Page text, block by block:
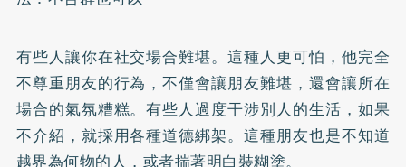
有些人讓你在社交場合難堪。這種人更可怕，他完全
不尊重朋友的行為，不僅會讓朋友難堪，還會讓所在
場合的氣氛糟糕。有些人過度干涉別人的生活，如果
不介紹，就採用各種道德綁架。這種朋友也是不知道
越界為何物的人，或者揣著明白裝糊塗。